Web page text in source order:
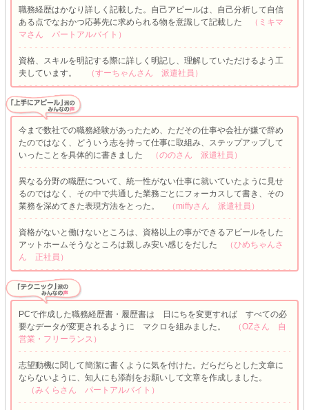
職務経歴はかなり詳しく記載した。自己アピールは、自己分析して自信
ある点でなおかつ応募先に求められる物を意識して記載した
（ミキマ
マさん パートアルバイト）
資格、スキルを明記する際に詳しく明記し、理解していただけるよう工
夫しています。
（すーちゃんさん 派遣社員）
今まで数社での職務経験があったため、ただその仕事や会社が嫌で辞め
たのではなく、どういう志を持って仕事に取組み、ステップアップして
いったことを具体的に書きました
（ののさん 派遣社員）
異なる分野の職歴について、統一性がない仕事に就いていたように見せ
るのではなく、その中で共通した業務ごとにフォーカスして書き、その
業務を深めてきた表現方法をとった。
（miffyさん 派遣社員）
資格がないと働けないところは、資格以上の事ができるアピールをした
アットホームそうなところは親しみ安い感じをだした
（ひめちゃんさ
ん 正社員）
PCで作成した職務経歴書・履歴書は 日にちを変更すれば すべての必
要なデータが変更されるように マクロを組みました。
（OZさん 自
営業・フリーランス）
志望動機に関して簡潔に書くように気を付けた。だらだらとした文章に
ならないように、知人にも添削をお願いして文章を作成しました。
（みくらさん パートアルバイト）